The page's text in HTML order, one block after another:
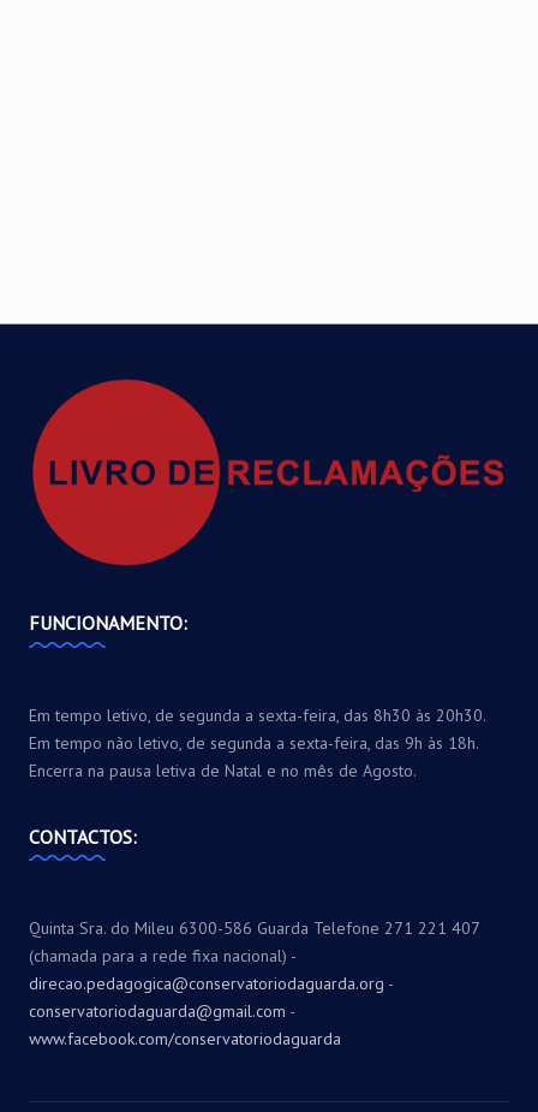
FUNCIONAMENTO:
Em tempo letivo, de segunda a sexta-feira, das 8h30 às 20h30.
Em tempo não letivo, de segunda a sexta-feira, das 9h às 18h.
Encerra na pausa letiva de Natal e no mês de Agosto.
CONTACTOS:
Quinta Sra. do Mileu 6300-586 Guarda Telefone 271 221 407
(chamada para a rede fixa nacional) -
direcao.pedagogica@conservatoriodaguarda.org -
conservatoriodaguarda@gmail.com -
www.facebook.com/conservatoriodaguarda